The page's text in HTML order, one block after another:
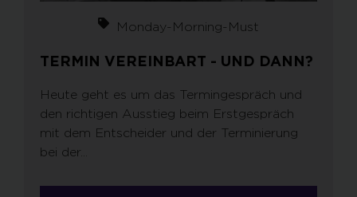
Monday-Morning-Must
TERMIN VEREINBART - UND DANN?
Heute geht es um das Termingespräch und
den richtigen Ausstieg beim Erstgespräch
mit dem Entscheider und der Terminierung
bei der...